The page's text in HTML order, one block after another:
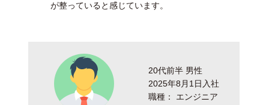
が整っていると感じています。
20代前半 男性
2025年8月1日入社
職種： エンジニア